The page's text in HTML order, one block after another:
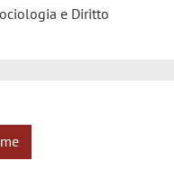
e Diritto